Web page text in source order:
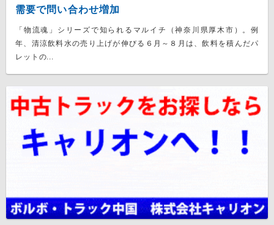
需要で問い合わせ増加
「物流魂」シリーズで知られるマルイチ（神奈川県厚木市）。例
年、清涼飲料水の売り上げが伸びる６月～８月は、飲料を積んだパ
レットの...